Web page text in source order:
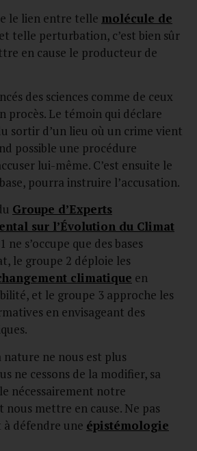
le lien entre telle molécule de
telle perturbation, c’est bien sûr
en cause le producteur de
des sciences comme de ceux
procès. Le témoin qui déclare
sortir d’un lieu où un crime vient
possible une procédure
lui-même. C’est ensuite le
pourra instruire l’accusation.
Groupe d’Experts
sur l’Évolution du Climat
ne s’occupe que des bases
le groupe 2 déploie les
climatique en
et le groupe 3 approche les
en envisageant des
ne nous est plus
ne cessons de la modifier, sa
nécessairement notre
mettre en cause. Ne pas
défendre une épistémologie